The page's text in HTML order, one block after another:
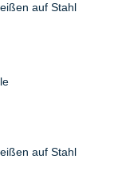
auf Stahl
auf Stahl